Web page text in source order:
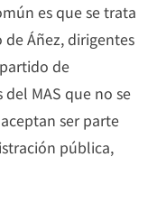
es que se trata
Áñez, dirigentes
de
MAS que no se
ser parte
pública,